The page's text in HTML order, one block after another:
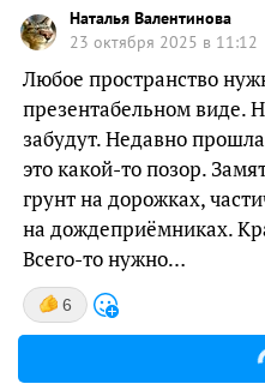
Наталья Валентинова
23 октября 2025 в 11:12
Любое пространство
презентабельном виде.
забудут. Недавно
это какой-то позор.
грунт на дорожках,
на дождеприёмниках.
Всего-то нужно…
6